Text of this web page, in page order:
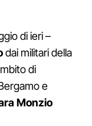
di ieri –
dai militari della
di
e
Monzio